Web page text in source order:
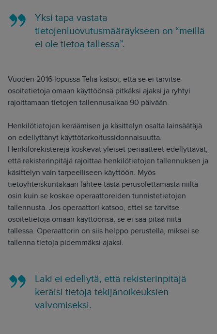
Yksi tapa vastata
tietojenluovutusmääräykseen on “meillä
ei ole tietoa tallessa”.
Vuoden 2016 lopussa Telia katsoi, että se ei tarvitse
osoitetietoja omaan käyttöönsä pitkäksi ajaksi ja ryhtyi
rajoittamaan tietojen tallennusaikaa 90 päivään.
Henkilötietojen keräämisen ja käsittelyn osalta lainsäätäjä
on edellyttänyt käyttötarkoitussidonnaisuutta.
Henkilörekisterejä koskevat yleiset periaatteet edellyttävät,
että rekisterinpitäjä rajoittaa henkilötietojen tallennuksen ja
käsittelyn vain tarpeelliseen käyttöön. Myös
tietoyhteiskuntakaari lähtee tästä perusolettamasta niiltä
osin kuin se koskee operaattoreiden tunnistetietojen
tallennusta. Jos operaattori katsoo, ettei se tarvitse
osoitetietoja omaan käyttöönsä, se ei saa pitää niitä
tallessa. Operaattorin on siis helppo perustella, miksei se
tallenna tietoja pidemmäksi ajaksi.
Laki ei edellytä, että rekisterinpitäjä
keräisi tietoja tekijänoikeuksien
valvomiseksi.